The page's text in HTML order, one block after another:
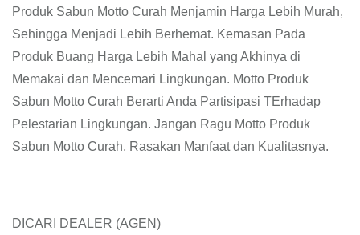
Produk Sabun Motto Curah Menjamin Harga Lebih Murah,
Sehingga Menjadi Lebih Berhemat. Kemasan Pada
Produk Buang Harga Lebih Mahal yang Akhinya di
Memakai dan Mencemari Lingkungan. Motto Produk
Sabun Motto Curah Berarti Anda Partisipasi TErhadap
Pelestarian Lingkungan. Jangan Ragu Motto Produk
Sabun Motto Curah, Rasakan Manfaat dan Kualitasnya.
DICARI DEALER (AGEN)